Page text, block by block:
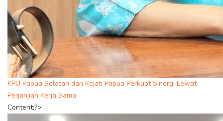
KPU Papua Selatan dan Kejati Papua Perkuat Sinergi Lewat
Perjanjian Kerja Sama
Content;?>